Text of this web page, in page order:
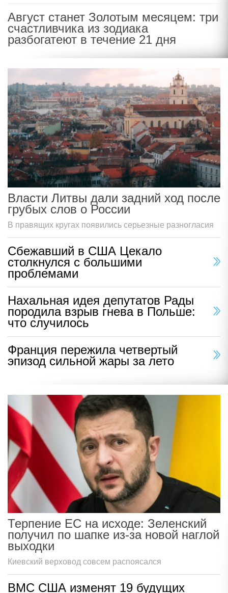
Август станет Золотым месяцем: три
счастливчика из зодиака
разбогатеют в течение 21 дня
Власти Литвы дали задний ход после
грубых слов о России
В правящих кругах появились серьезные разногласия
Сбежавший в США Цекало
столкнулся с большими
проблемами
Нахальная идея депутатов Рады
породила взрыв гнева в Польше:
что случилось
Франция пережила четвертый
эпизод сильной жары за лето
Терпение ЕС на исходе: Зеленский
получил по шапке из-за новой наглой
выходки
Киевский верховод совсем распоясался
ВМС США изменят 19 будущих